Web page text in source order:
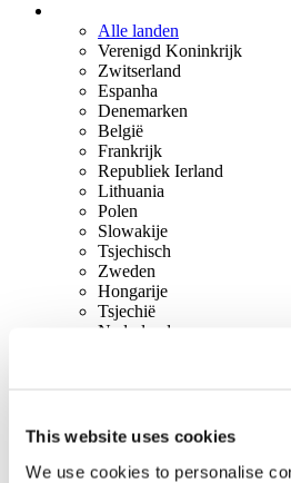
This website uses cookies
We use cookies to personalise
Alle landen
Verenigd Koninkrijk
Zwitserland
Espanha
Denemarken
België
Frankrijk
Republiek Ierland
Lithuania
Polen
Slowakije
Tsjechisch
Zweden
Hongarije
Tsjechië
Nederland
Finland
Canada